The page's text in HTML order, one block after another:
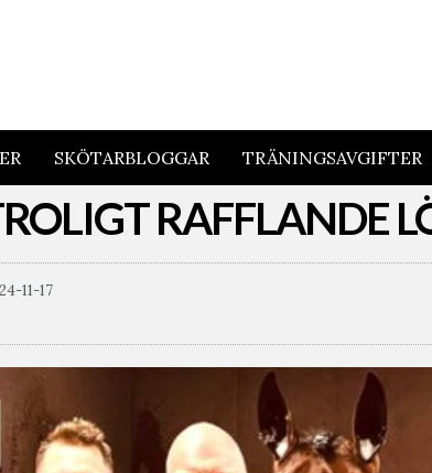
SKÖTARBLOGGAR TRÄNINGSAVGIFTER
RAFFLANDE
11-17